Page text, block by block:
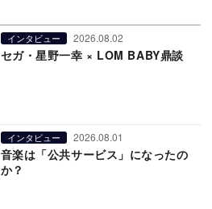
インタビュー 2026.08.02
セガ・星野一幸 × LOM BABY鼎談
インタビュー 2026.08.01
音楽は「公共サービス」になったの
か？